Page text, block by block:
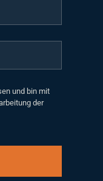
und bin mit
der